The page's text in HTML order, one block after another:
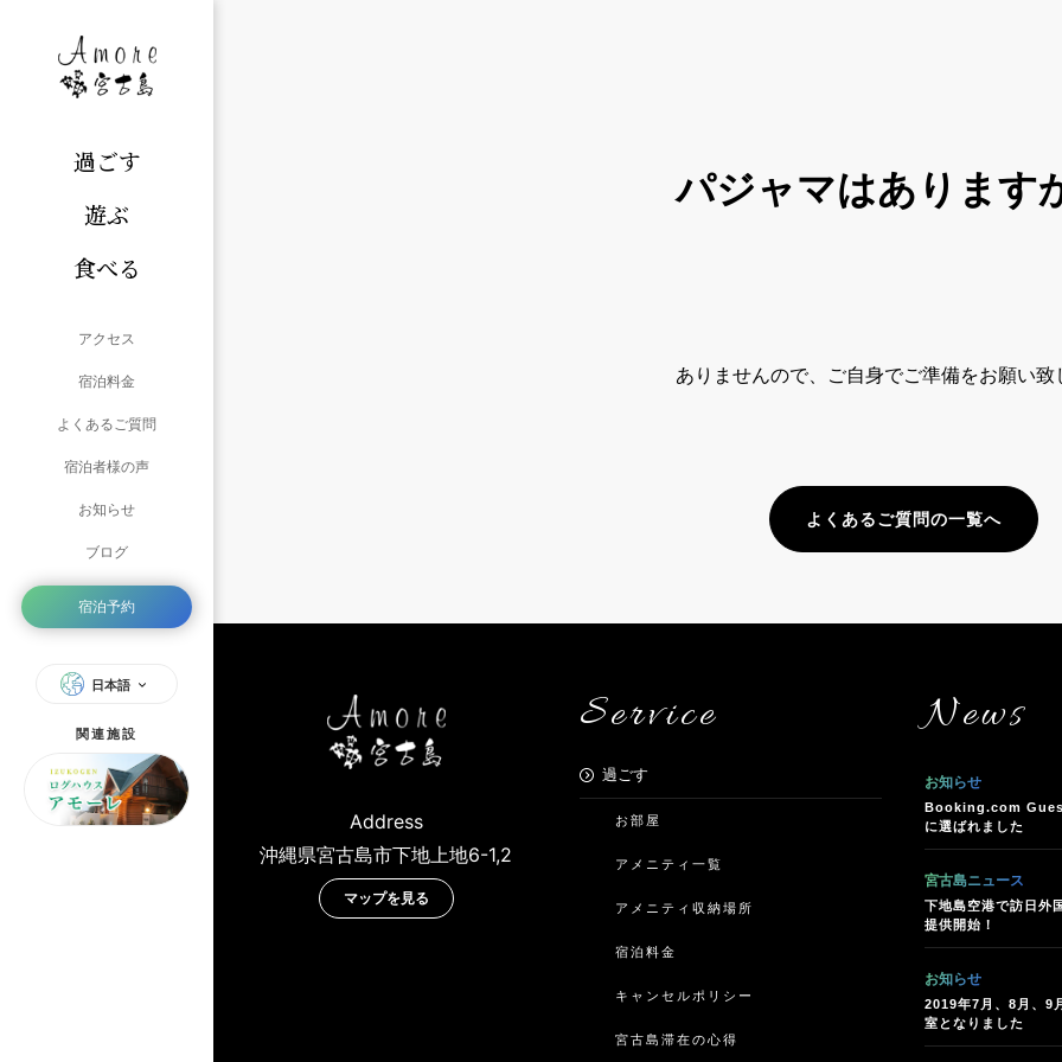
過ごす
遊ぶ
食べる
アクセス
宿泊料金
よくあるご質問
宿泊者様の声
お知らせ
ブログ
宿泊予約
日本語
関連施設
パジャマはあります
ありませんので、ご自身でご準備をお願い致
よくあるご質問の一覧へ
Address
沖縄県宮古島市下地上地6-1,2
マップを見る
Service
過ごす
お部屋
アメニティ一覧
アメニティ収納場所
宿泊料金
キャンセルポリシー
宮古島滞在の心得
News
お知らせ
Booking.com
に選ばれました
宮古島ニュース
下地島空港で訪日外
提供開始！
お知らせ
2019年7月、8月、9
室となりました